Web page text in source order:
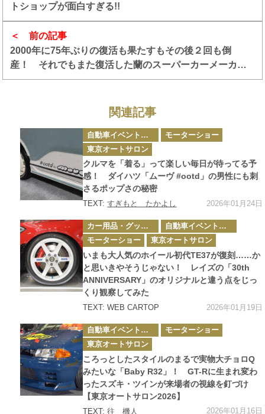
前の記事
2000年に75年ぶりの復活も果たすもその後２回も倒
産！ それでもまた復活した蘭のスーパーカーメーカー
「スパイカー」【21世紀スーパーカーFILE #006】
トショップが面白すぎる!!
関連記事
カ
テ
ゴ
リ
ー
自動車イベント・カーイベント
モーターショー
東京オートサロン
クルマを「着る」って楽しい毎日が待ってる予
感！ ダイハツ「ムーヴ #ootd」の男性にも刺
さるポップさの秘密
TEXT:すぎもと たかよし 2026年01月24日
カ
テ
ゴ
リ
ー
カー用品・グッズ情報
自動車イベント・カーイベント
モーターショー
東京オートサロン
いまも大人気のホイール初代TE37が復刻……か
と思いきやそうじゃない！ レイズの「30th
ANNIVERSARY」のオリジナルと違う点をじっ
くり観察してみた
TEXT: WEB CARTOP 2026年01月19日
カ
テ
ゴ
リ
ー
自動車イベント・カーイベント
モーターショー
東京オートサロン
ころっとしたスタイルのまるで実物大チョロQ
みたいな「Baby R32」！ GT-Rに生まれ変わ
ったスズキ・ツインが来場者の視線を釘づけ
【東京オートサロン2026】
TEXT:往 機人 2026年01月16日